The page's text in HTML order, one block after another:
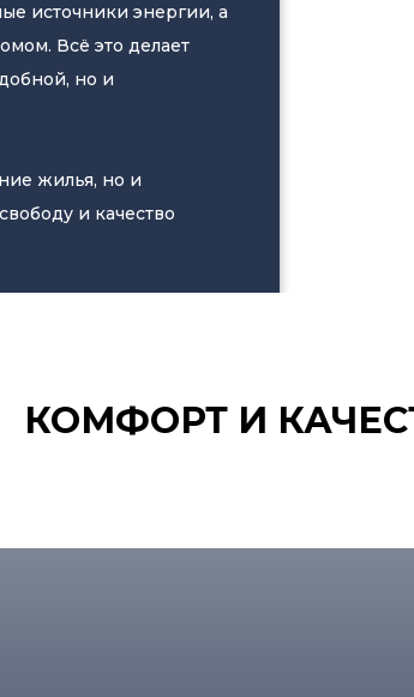
источники энергии, а
Всё это делает
но и
жилья, но и
и качество
КОМФОРТ И